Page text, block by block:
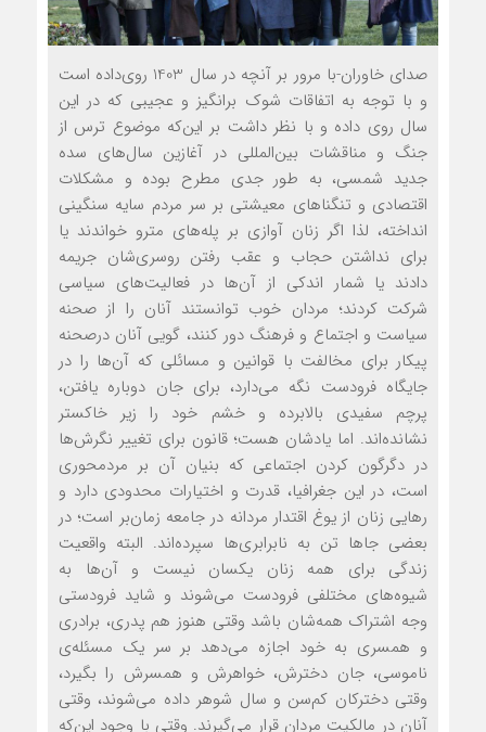
صدای خاوران-با مرور بر آنچه در سال 1403 روی‌داده است
و با توجه به اتفاقات شوک برانگیز و عجیبی که در این
سال روی داده و با نظر داشت بر این‌که موضوع ترس از
جنگ و مناقشات بین‌المللی در آغازین سال‌های سده
جدید شمسی، به طور جدی مطرح بوده و مشکلات
اقتصادی و تنگناهای معیشتی بر سر مردم سایه سنگینی
انداخته، لذا اگر زنان آوازی بر پله‌های مترو خواندند یا
برای نداشتن حجاب و عقب رفتن روسری‌شان جریمه
دادند یا شمار اندکی از آن‌ها در فعالیت‌های سیاسی
شرکت کردند؛ مردان خوب توانستند آنان را از صحنه
سیاست و اجتماع و فرهنگ دور کنند، گویی آنان درصحنه
پیکار برای مخالفت با قوانین و مسائلی که آن‌ها را در
جایگاه فرودست نگه می‌دارد، برای جان دوباره یافتن،
پرچم سفیدی بالابرده و خشم خود را زیر خاکستر
نشانده‌اند. اما یادشان هست؛ قانون برای تغییر نگرش‌ها
در دگرگون کردن اجتماعی که بنیان آن بر مردمحوری
است، در این جغرافیا، قدرت و اختیارات محدودی دارد و
رهایی زنان از یوغ اقتدار مردانه در جامعه زمان‌بر است؛ در
بعضی جاها تن به نابرابری‌ها سپرده‌اند. البته واقعیت
زندگی برای همه زنان یکسان نیست و آن‌ها به
شیوه‌های مختلفی فرودست می‌شوند و شاید فرودستی
وجه اشتراک همه‌شان باشد وقتی هنوز هم پدری، برادری
و همسری به خود اجازه می‌دهد بر سر یک مسئله‌ی
ناموسی، جان دخترش، خواهرش و همسرش را بگیرد،
وقتی دخترکان کم‌سن و سال شوهر داده می‌شوند، وقتی
آنان در مالکیت مردان قرار می‌گیرند. وقتی با وجود این‌که